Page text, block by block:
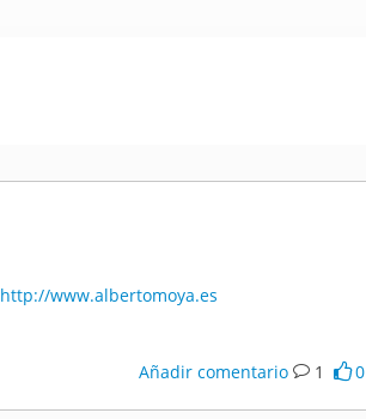
http://www.albertomoya.es
Añadir comentario 1 0